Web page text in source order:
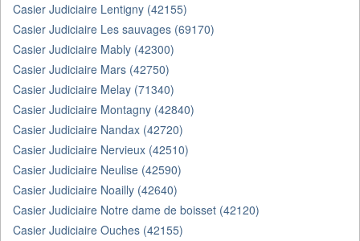
Casier Judiciaire Lentigny (42155)
Casier Judiciaire Les sauvages (69170)
Casier Judiciaire Mably (42300)
Casier Judiciaire Mars (42750)
Casier Judiciaire Melay (71340)
Casier Judiciaire Montagny (42840)
Casier Judiciaire Nandax (42720)
Casier Judiciaire Nervieux (42510)
Casier Judiciaire Neulise (42590)
Casier Judiciaire Noailly (42640)
Casier Judiciaire Notre dame de boisset (42120)
Casier Judiciaire Ouches (42155)